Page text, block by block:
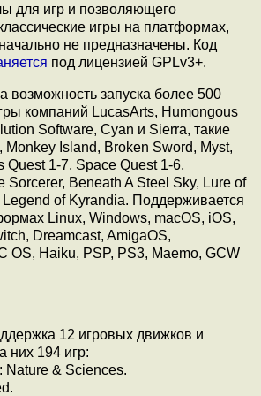
для игр и позволяющего
игры на платформах,
не предназначены. Код
под лицензией GPLv3+.
возможность запуска более 500
компаний LucasArts, Humongous
Software, Cyan и Sierra, такие
Monkey Island, Broken Sword, Myst,
Quest 1-7, Space Quest 1-6,
Sorcerer, Beneath A Steel Sky, Lure of
of Kyrandia. Поддерживается
Linux, Windows, macOS, iOS,
Dreamcast, AmigaOS,
OS, Haiku, PSP, PS3, Maemo, GCW
12 игровых движков и
них 194 игр:
Nature & Sciences.